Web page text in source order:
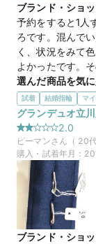
ブランド・ショ
予約をすると1人
ろです。混んで
く、状況をみて
よかったです。
選んだ商品を気
どれも綺麗でデ
お店の方のおス
ズニーのコラボ
いろ相談して決
試着 結婚指輪 マ
グランデュオ立
2.0
ピーマンさん（ 20
購入・試着年月：
ブランド・ショ